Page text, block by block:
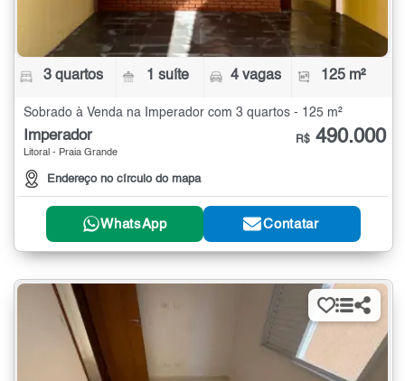
3 quartos 1 suíte 4 vagas 125 m²
Sobrado à Venda na Imperador com 3 quartos - 125 m²
Imperador
Litoral - Praia Grande
Endereço no círculo do mapa
R$ 490.000
WhatsApp Contatar